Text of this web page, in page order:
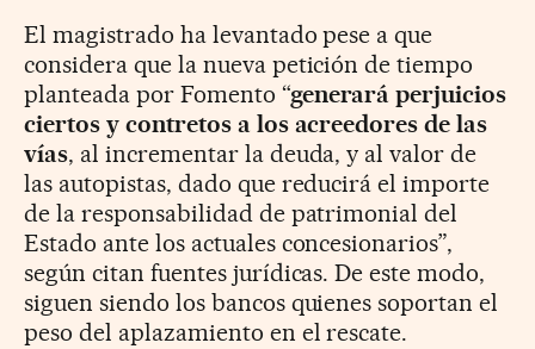
El magistrado ha levantado pese a que
considera que la nueva petición de tiempo
planteada por Fomento “generará perjuicios
ciertos y contretos a los acreedores de las
vías, al incrementar la deuda, y al valor de
las autopistas, dado que reducirá el importe
de la responsabilidad de patrimonial del
Estado ante los actuales concesionarios”,
según citan fuentes jurídicas. De este modo,
siguen siendo los bancos quienes soportan el
peso del aplazamiento en el rescate.